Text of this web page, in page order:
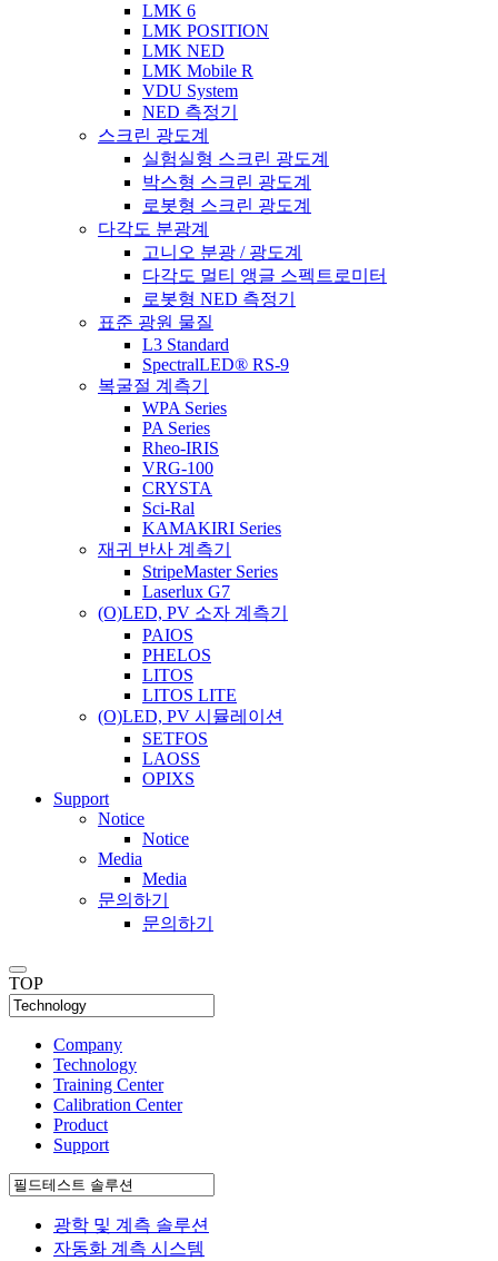
LMK 6
LMK POSITION
LMK NED
LMK Mobile R
VDU System
NED 측정기
스크린 광도계
실험실형 스크린 광도계
박스형 스크린 광도계
로봇형 스크린 광도계
다각도 분광계
고니오 분광 / 광도계
다각도 멀티 앵글 스펙트로미터
로봇형 NED 측정기
표준 광원 물질
L3 Standard
SpectralLED® RS-9
복굴절 계측기
WPA Series
PA Series
Rheo-IRIS
VRG-100
CRYSTA
Sci-Ral
KAMAKIRI Series
재귀 반사 계측기
StripeMaster Series
Laserlux G7
(O)LED, PV 소자 계측기
PAIOS
PHELOS
LITOS
LITOS LITE
(O)LED, PV 시뮬레이션
SETFOS
LAOSS
OPIXS
Support
Notice
Notice
Media
Media
문의하기
문의하기
TOP
Company
Technology
Training Center
Calibration Center
Product
Support
광학 및 계측 솔루션
자동화 계측 시스템